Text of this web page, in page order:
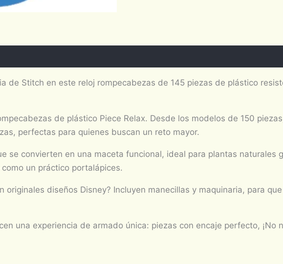
de Stitch en este reloj rompecabezas de 145 piezas de plástico
de plástico Piece Relax. Desde los modelos de 150
perfectas para quienes buscan un reto mayor.
se convierten en una maceta funcional, ideal para plantas naturales
un práctico portalápices.
originales diseños Disney? Incluyen manecillas y maquinaria, para
una experiencia de armado única: piezas con encaje perfecto, ¡No